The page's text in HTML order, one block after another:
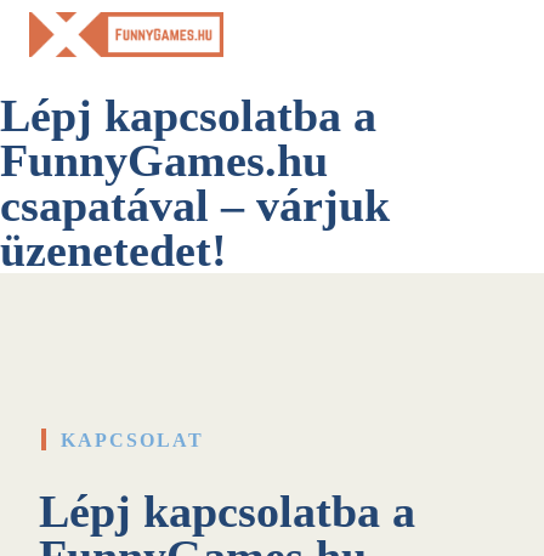
Skip
Lépj kapcsolatba a
FunnyGames.hu
csapatával – várjuk
üzenetedet!
KAPCSOLAT
Lépj kapcsolatba a